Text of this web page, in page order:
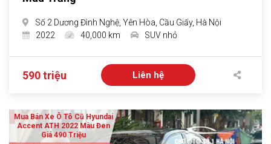
Số 2 Dương Đình Nghệ, Yên Hòa, Cầu Giấy, Hà Nội
2022
40,000 km SUV nhỏ
590 triệu Liên hệ
Mua Bán Xe Ô Tô Cũ Hyundai
Accent ATH 2022 Màu Đen
Giá 490 Triệu